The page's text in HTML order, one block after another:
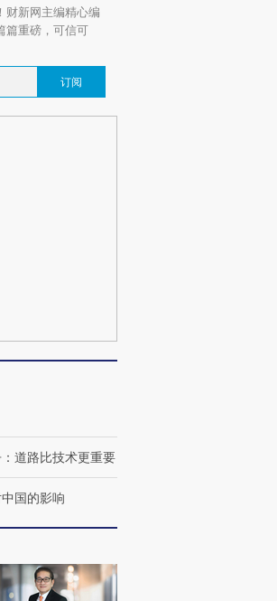
财新网主编精心编
篇重磅，可信可
订阅
道路比技术更重要
国的影响